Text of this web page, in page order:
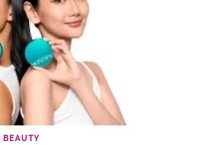
BEAUTY